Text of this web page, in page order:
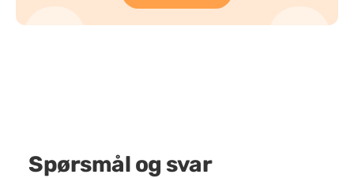
Spørsmål og svar